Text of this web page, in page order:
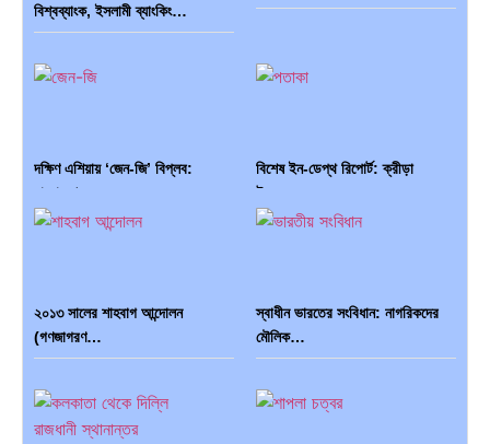
বিশ্বব্যাংক, ইসলামী ব্যাংকিং…
দক্ষিণ এশিয়ায় ‘জেন-জি’ বিপ্লব:
বাংলাদেশ,…
বিশেষ ইন-ডেপ্থ রিপোর্ট: ক্রীড়া
উৎসবে…
ভারত মহাসাগরের অশ্রু: শ্রীলঙ্কার
২০১৩ সালের শাহবাগ আন্দোলন
(গণজাগরণ…
স্বাধীন ভারতের সংবিধান: নাগরিকদের
মৌলিক…